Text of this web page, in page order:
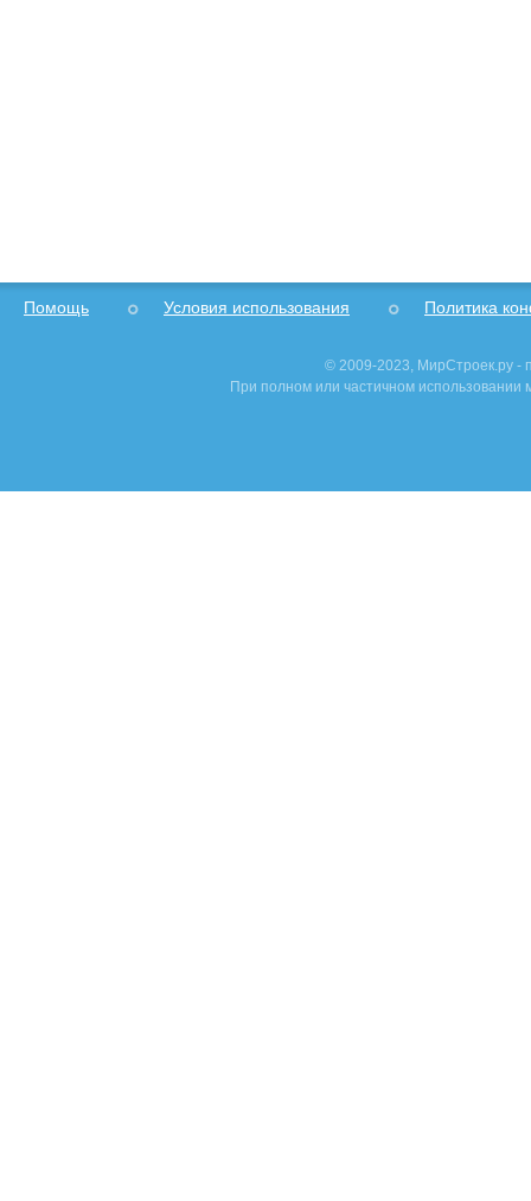
Помощь Условия использования Политика
© 2009-2023, МирСтроек.ру -
При полном или частичном использовании